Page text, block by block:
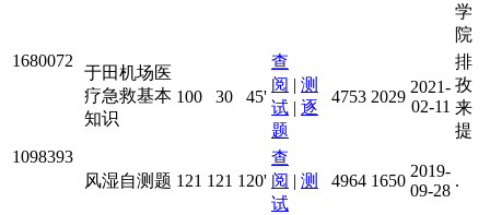
学
院
1680072
于田机场医
疗急救基本
知识
100 30 45'
查
阅 | 测
试 | 逐
题
4753 2029
2021-
02-11
排
孜
来
提
1098393
风湿自测题 121 121 120'
查
阅 | 测
试
4964 1650
2019-
09-28
.